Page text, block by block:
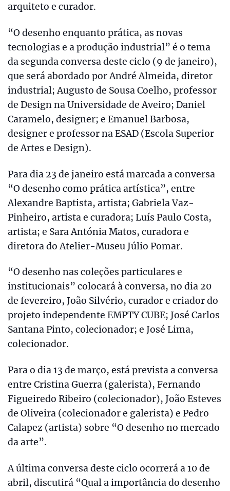
arquiteto e curador.
“O desenho enquanto prática, as novas
tecnologias e a produção industrial” é o tema
da segunda conversa deste ciclo (9 de janeiro),
que será abordado por André Almeida, diretor
industrial; Augusto de Sousa Coelho, professor
de Design na Universidade de Aveiro; Daniel
Caramelo, designer; e Emanuel Barbosa,
designer e professor na ESAD (Escola Superior
de Artes e Design).
Para dia 23 de janeiro está marcada a conversa
“O desenho como prática artística”, entre
Alexandre Baptista, artista; Gabriela Vaz-
Pinheiro, artista e curadora; Luís Paulo Costa,
artista; e Sara Antónia Matos, curadora e
diretora do Atelier-Museu Júlio Pomar.
“O desenho nas coleções particulares e
institucionais” colocará à conversa, no dia 20
de fevereiro, João Silvério, curador e criador do
projeto independente EMPTY CUBE; José Carlos
Santana Pinto, colecionador; e José Lima,
colecionador.
Para o dia 13 de março, está prevista a conversa
entre Cristina Guerra (galerista), Fernando
Figueiredo Ribeiro (colecionador), João Esteves
de Oliveira (colecionador e galerista) e Pedro
Calapez (artista) sobre “O desenho no mercado
da arte”.
A última conversa deste ciclo ocorrerá a 10 de
abril, discutirá “Qual a importância do desenho